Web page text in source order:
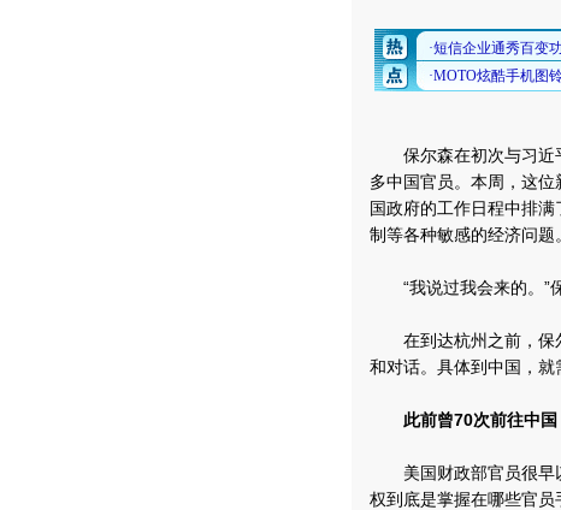
保尔森在初次与习近
多中国官员。本周，这
国政府的工作日程中排
制等各种敏感的经济问题。
“我说过我会来的。”保
在到达杭州之前，保
和对话。具体到中国，就
此前曾70次前往中国
美国财政部官员很早
权到底是掌握在哪些官